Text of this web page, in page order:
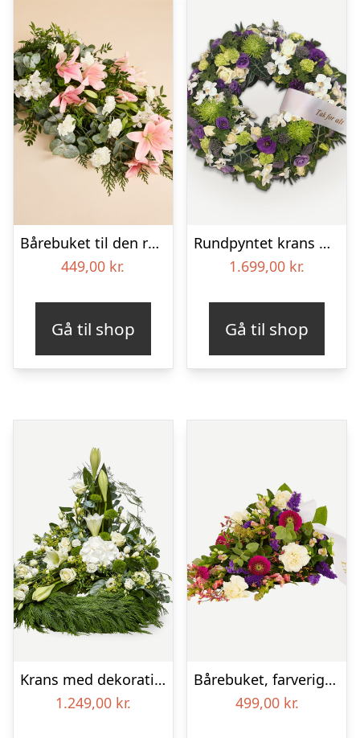
Bårebuket til den rolige afsked
449,00 kr.
Gå til shop
Rundpyntet krans med orkideer og bånd
1.699,00 kr.
Gå til shop
Krans med dekoration i klassisk stil – creme
1.249,00 kr.
Bårebuket, farverig (Floristens kreative valg) med bånd
499,00 kr.